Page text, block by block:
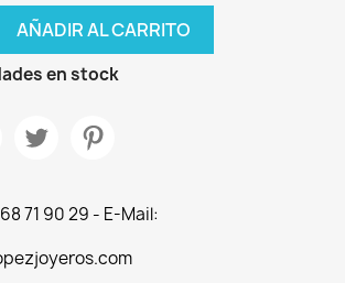
AÑADIR AL CARRITO
en stock
71 90 29 - E-Mail: